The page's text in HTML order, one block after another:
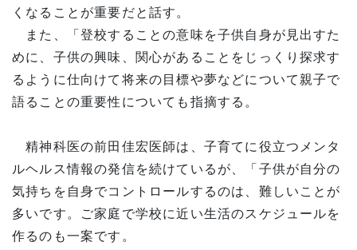
くなることが重要だと話す。
また、「登校することの意味を子供自身が見出すた
めに、子供の興味、関心があることをじっくり探求す
るように仕向けて将来の目標や夢などについて親子で
語ることの重要性についても指摘する。
精神科医の前田佳宏医師は、子育てに役立つメンタ
ルヘルス情報の発信を続けているが、「子供が自分の
気持ちを自身でコントロールするのは、難しいことが
多いです。ご家庭で学校に近い生活のスケジュールを
作るのも一案です。